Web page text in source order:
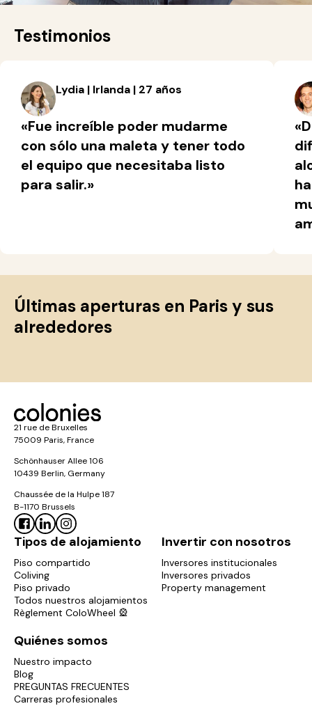
Testimonios
Lydia | Irlanda | 27 años
«Fue increíble poder mudarme
con sólo una maleta y tener todo
el equipo que necesitaba listo
para salir.»
Últimas aperturas en Paris y sus
alrededores
21 rue de Bruxelles
75009 Paris, France
Schönhauser Allee 106
10439 Berlin, Germany
Chaussée de la Hulpe 187
B-1170 Brussels
Tipos de alojamiento
Piso compartido
Coliving
Piso privado
Todos nuestros alojamientos
Règlement ColoWheel 🎡
Invertir con nosotros
Inversores institucionales
Inversores privados
Property management
Quiénes somos
Nuestro impacto
Blog
PREGUNTAS FRECUENTES
Carreras profesionales